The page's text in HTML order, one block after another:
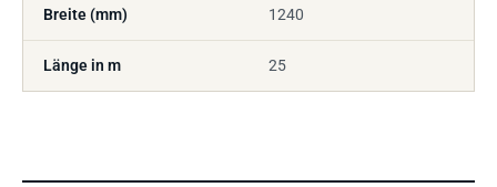
Breite (mm) 1240
Länge in m 25